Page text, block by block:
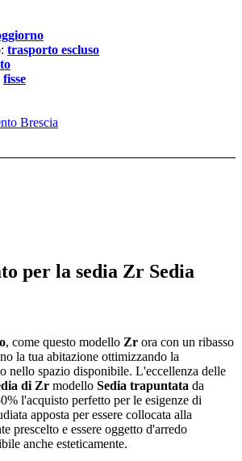
trasporto escluso
fisse
Brescia
per la sedia Zr Sedia
, come questo modello Zr ora con un ribasso
la tua abitazione ottimizzando la
nello spazio disponibile. L'eccellenza delle
di Zr modello Sedia trapuntata da
l'acquisto perfetto per le esigenze di
apposta per essere collocata alla
prescelto e essere oggetto d'arredo
anche esteticamente.